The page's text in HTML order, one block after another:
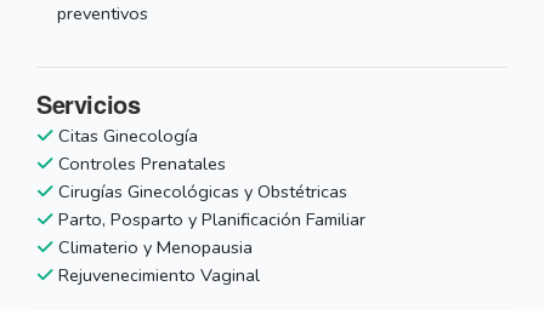
preventivos
Servicios
Citas Ginecología
Controles Prenatales
Cirugías Ginecológicas y Obstétricas
Parto, Posparto y Planificación Familiar
Climaterio y Menopausia
Rejuvenecimiento Vaginal